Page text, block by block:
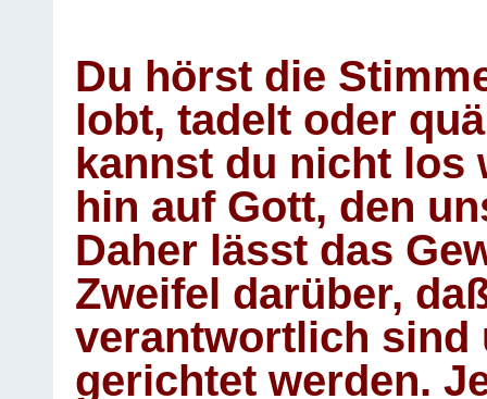
Du hörst die
lobt, tadelt oder
kannst du nicht los
hin auf Gott, den
Daher lässt das
Zweifel darüber,
verantwortlich sind
gerichtet werden.